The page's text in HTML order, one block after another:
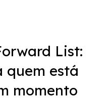
List:
quem está
momento